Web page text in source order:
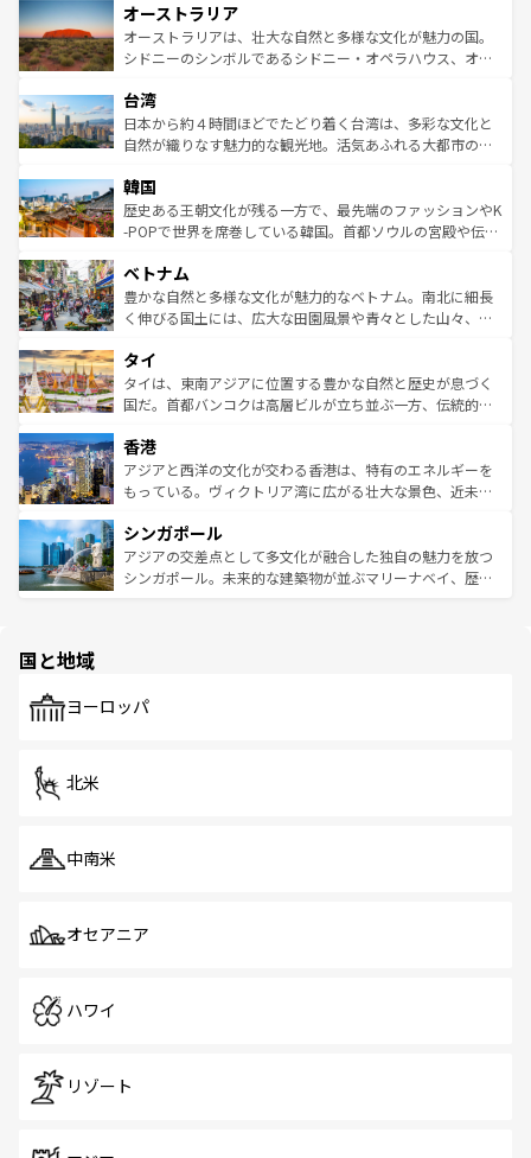
部のニューオーリンズでは、音楽と美食が融合した独特の
文化が魅力。旅行者はアメリカの各地域で異なる魅力を楽
しみながら、その多様性と豊かな歴史を感じることができ
ならではの贅沢な旅のスタイルだ。 なお、新着のアメリカ
情報はコンテンツ一覧を参照してほしい。
ワイ島は見逃せない。また、定番の観光地といえばオアフ
島だが、静かな自然を求めるならマウイ島やカウアイ島が
おすすめ。エメラルドグリーンに輝く海をはじめ、豊かな
れるおもてなしの心で訪れる人々を迎えてくれるハワイの
人々、おいしいローカルフードやハワイアンミュージッ
ク、伝統的なフラダンスなど、すべてがハワイの魅力を彩
ワイを、存分に味わってほしい。 なお、新着のハワイ情報
はコンテンツ一覧を参照してほしい。
オーストラリア
オーストラリアは、壮大な自然と多様な文化が魅力の国。
シドニーのシンボルであるシドニー・オペラハウス、オー
リアリーフや大陸中央部にそびえるウルル（エアーズロッ
ク）、タスマニアの美しい原生林やケアンズの熱帯雨林な
ど、見どころがたくさん。また、カフェやワイン、オージ
いる。アクティビティも充実しており、サーフィンやダイ
ビング、ハイキングなど、アウトドア好きにはたまらな
い。オーストラリアの多彩な魅力を存分に味わいつくそ
参照してほしい。
台湾
日本から約４時間ほどでたどり着く台湾は、多彩な文化と
自然が織りなす魅力的な観光地。活気あふれる大都市の台
ン）、静ひつな山岳地帯である台湾東部など、都市の喧騒
と山間の静けさが共存しており、訪れる人に新しい発見と
驚きをもたらしてくれる。また、奥深い台湾の食文化も魅
容にもいいと評判のスイーツなど、バラエティ豊かな料理
が味わえる。 なお、新着の台湾情報は コンテンツ一覧を参
照してほしい。
韓国
歴史ある王朝文化が残る一方で、最先端のファッションやK
-POPで世界を席巻している韓国。首都ソウルの宮殿や伝統
き、地方に足を延ばせば四季折々の自然美を楽しむことが
できる。そして、キムチや焼肉、絶品のストリートフード
まで、さまざまな韓国料理が待っている。夜には、韓国な
リティに包まれながら、韓国の多彩な魅力を心ゆくまで味
わってみてほしい。 なお、新着の韓国情報はコンテンツ一
覧を参照してほしい。
ベトナム
豊かな自然と多様な文化が魅力的なベトナム。南北に細長
く伸びる国土には、広大な田園風景や青々とした山々、世
急速な発展と共に伝統が息づく。ハノイの古い町並みやホ
ーチミン市のフランス統治時代の建物も、独特の雰囲気を
醸し出している。また、バラエティの豊かさとおいしさで
とつ。フォーやバインミー、ベトナムコーヒーなどは、ぜ
ひ現地で味わいたい。どの地域を訪れてもあたたかい人々
が旅行者を迎えてくれるので、きっと忘れられない旅にな
参照してほしい。
タイ
タイは、東南アジアに位置する豊かな自然と歴史が息づく
国だ。首都バンコクは高層ビルが立ち並ぶ一方、伝統的な
の活気が交差している。北部ではチェンマイなどの山岳地
帯で自然と触れ合い、南部ではプーケットやクラビの美し
いビーチでリゾート気分を楽しむことができる。タイ料理
激する。気候は一年中温暖で、どの季節にも異なる楽しみ
が待っている。親しみやすいタイの人々、仏教を中心とし
た文化、そして多様な観光資源が、訪れる旅人を魅了し続
香港
アジアと西洋の文化が交わる香港は、特有のエネルギーを
もっている。ヴィクトリア湾に広がる壮大な景色、近未来
み、どこを訪れても感動するはず。観光スポットが密集し
ており、効率よく見どころを回れるのも魅力。息をのむよ
うな絶景から文化的な体験まで、香港を存分に楽しみ尽く
シンガポール
アジアの交差点として多文化が融合した独自の魅力を放つ
シンガポール。未来的な建築物が並ぶマリーナベイ、歴史
で、ホーカーズは地元の風情を楽しめる外せないスポット
国と地域
ヨーロッパ
北米
中南米
オセアニア
ハワイ
リゾート